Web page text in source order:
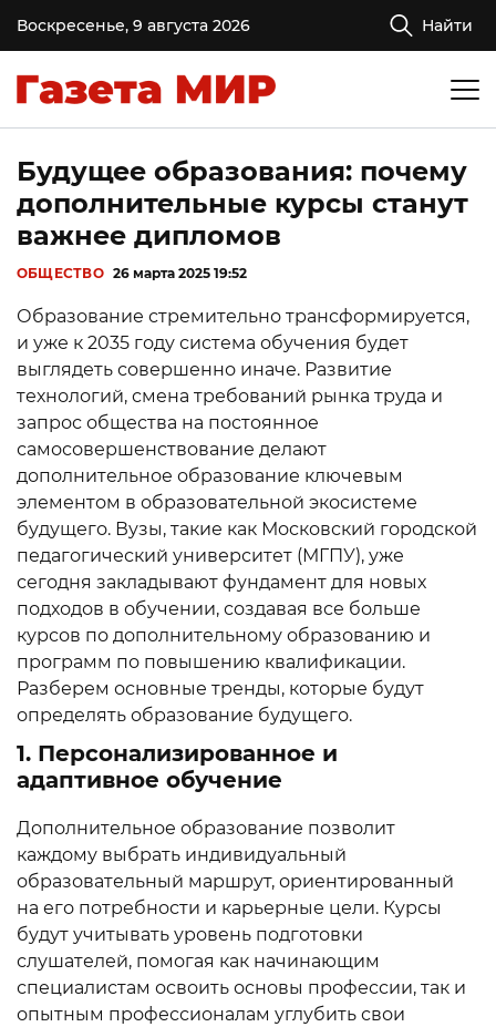
Воскресенье, 9 августа 2026 Найти
Будущее образования: почему
дополнительные курсы станут
важнее дипломов
ОБЩЕСТВО 26 марта 2025 19:52
Образование стремительно трансформируется,
и уже к 2035 году система обучения будет
выглядеть совершенно иначе. Развитие
технологий, смена требований рынка труда и
запрос общества на постоянное
самосовершенствование делают
дополнительное образование ключевым
элементом в образовательной экосистеме
будущего. Вузы, такие как Московский городской
педагогический университет (МГПУ), уже
сегодня закладывают фундамент для новых
подходов в обучении, создавая все больше
курсов по дополнительному образованию и
программ по повышению квалификации.
Разберем основные тренды, которые будут
определять образование будущего.
1. Персонализированное и
адаптивное обучение
Дополнительное образование позволит
каждому выбрать индивидуальный
образовательный маршрут, ориентированный
на его потребности и карьерные цели. Курсы
будут учитывать уровень подготовки
слушателей, помогая как начинающим
специалистам освоить основы профессии, так и
опытным профессионалам углубить свои